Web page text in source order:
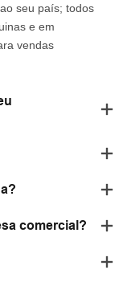
seu país; todos
e em
vendas
comercial?